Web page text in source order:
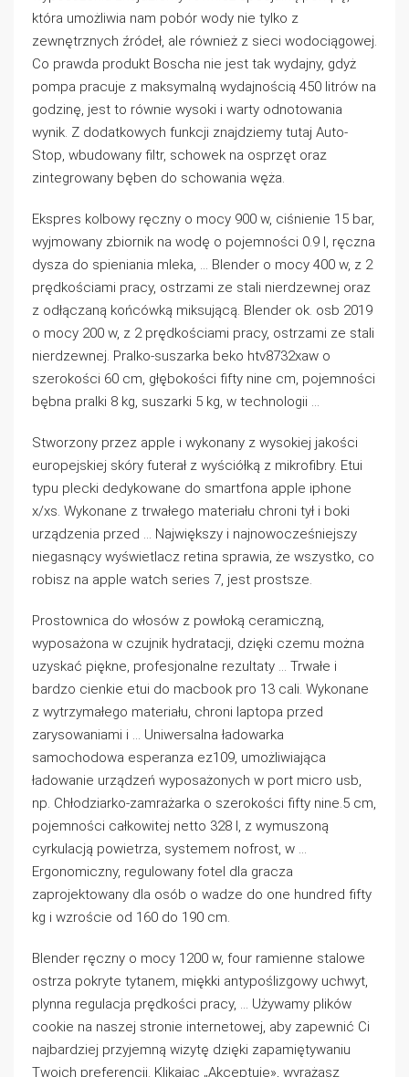
która umożliwia nam pobór wody nie tylko z
zewnętrznych źródeł, ale również z sieci wodociągowej.
Co prawda produkt Boscha nie jest tak wydajny, gdyż
pompa pracuje z maksymalną wydajnością 450 litrów na
godzinę, jest to równie wysoki i warty odnotowania
wynik. Z dodatkowych funkcji znajdziemy tutaj Auto-
Stop, wbudowany filtr, schowek na osprzęt oraz
zintegrowany bęben do schowania węża.
Ekspres kolbowy ręczny o mocy 900 w, ciśnienie 15 bar,
wyjmowany zbiornik na wodę o pojemności 0.9 l, ręczna
dysza do spieniania mleka, … Blender o mocy 400 w, z 2
prędkościami pracy, ostrzami ze stali nierdzewnej oraz
z odłączaną końcówką miksującą. Blender ok. osb 2019
o mocy 200 w, z 2 prędkościami pracy, ostrzami ze stali
nierdzewnej. Pralko-suszarka beko htv8732xaw o
szerokości 60 cm, głębokości fifty nine cm, pojemności
bębna pralki 8 kg, suszarki 5 kg, w technologii …
Stworzony przez apple i wykonany z wysokiej jakości
europejskiej skóry futerał z wyściółką z mikrofibry. Etui
typu plecki dedykowane do smartfona apple iphone
x/xs. Wykonane z trwałego materiału chroni tył i boki
urządzenia przed … Największy i najnowocześniejszy
niegasnący wyświetlacz retina sprawia, że wszystko, co
robisz na apple watch series 7, jest prostsze.
Prostownica do włosów z powłoką ceramiczną,
wyposażona w czujnik hydratacji, dzięki czemu można
uzyskać piękne, profesjonalne rezultaty … Trwałe i
bardzo cienkie etui do macbook pro 13 cali. Wykonane
z wytrzymałego materiału, chroni laptopa przed
zarysowaniami i … Uniwersalna ładowarka
samochodowa esperanza ez109, umożliwiająca
ładowanie urządzeń wyposażonych w port micro usb,
np. Chłodziarko-zamrażarka o szerokości fifty nine.5 cm,
pojemności całkowitej netto 328 l, z wymuszoną
cyrkulacją powietrza, systemem nofrost, w …
Ergonomiczny, regulowany fotel dla gracza
zaprojektowany dla osób o wadze do one hundred fifty
kg i wzroście od 160 do 190 cm.
Blender ręczny o mocy 1200 w, four ramienne stalowe
ostrza pokryte tytanem, miękki antypoślizgowy uchwyt,
plynna regulacja prędkości pracy, … Używamy plików
cookie na naszej stronie internetowej, aby zapewnić Ci
najbardziej przyjemną wizytę dzięki zapamiętywaniu
Twoich preferencji. Klikając „Akceptuję», wyrażasz